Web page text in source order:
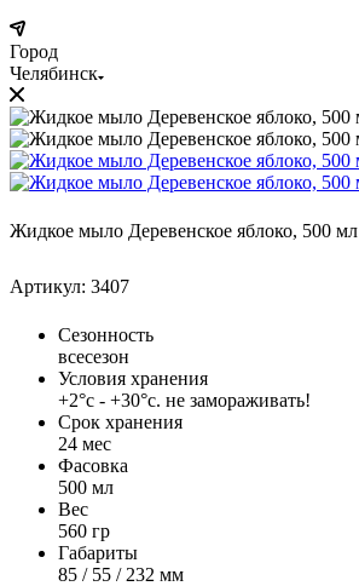
Город
Челябинск
Жидкое мыло Деревенское яблоко, 500 мл
Артикул: 3407
Сезонность
всесезон
Условия хранения
+2°с - +30°с. не замораживать!
Срок хранения
24 мес
Фасовка
500 мл
Вес
560 гр
Габариты
85 / 55 / 232 мм